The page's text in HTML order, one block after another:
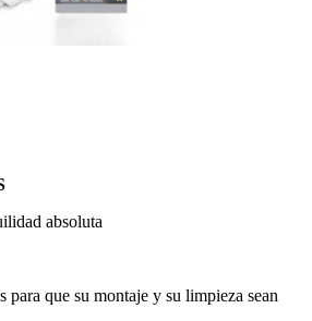
absoluta
para que su montaje y su limpieza sean